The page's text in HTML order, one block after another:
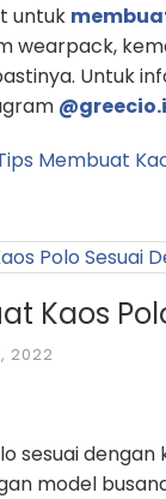
untuk
wearpack,
Untuk
Membuat
Kaos
2022
sesuai
model